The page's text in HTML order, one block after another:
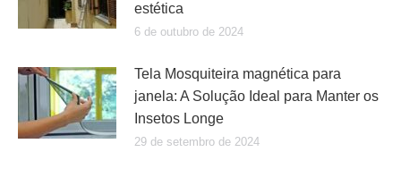
estética
6 de outubro de 2024
Tela Mosquiteira magnética para
janela: A Solução Ideal para Manter os
Insetos Longe
29 de setembro de 2024